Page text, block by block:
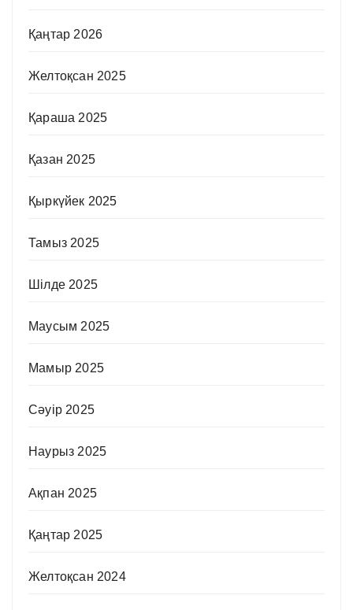
Қаңтар 2026
Желтоқсан 2025
Қараша 2025
Қазан 2025
Қыркүйек 2025
Тамыз 2025
Шілде 2025
Маусым 2025
Мамыр 2025
Сәуір 2025
Наурыз 2025
Ақпан 2025
Қаңтар 2025
Желтоқсан 2024